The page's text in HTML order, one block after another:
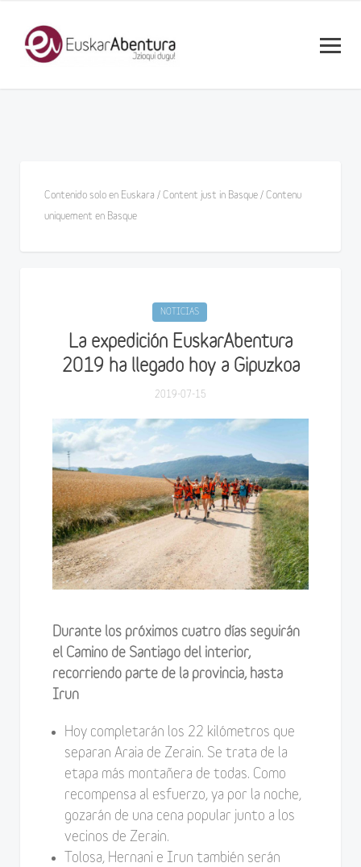
Contenido solo en Euskara / Content just in Basque / Contenu
uniquement en Basque
NOTICIAS
La expedición EuskarAbentura
2019 ha llegado hoy a Gipuzkoa
2019-07-15
Durante los próximos cuatro días seguirán
el Camino de Santiago del interior,
recorriendo parte de la provincia, hasta
Irun
Hoy completarán los 22 kilómetros que
separan Araia de Zerain. Se trata de la
etapa más montañera de todas. Como
recompensa al esfuerzo, ya por la noche,
gozarán de una cena popular junto a los
vecinos de Zerain.
Tolosa, Hernani e Irun también serán